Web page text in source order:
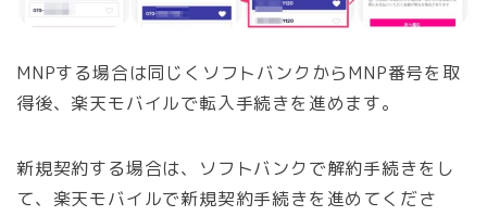
MNPする場合は同じくソフトバンクからMNP番号を取
得後、楽天モバイルで転入手続きを進めます。
新規契約する場合は、ソフトバンクで解約手続きをし
て、楽天モバイルで新規契約手続きを進めてくださ